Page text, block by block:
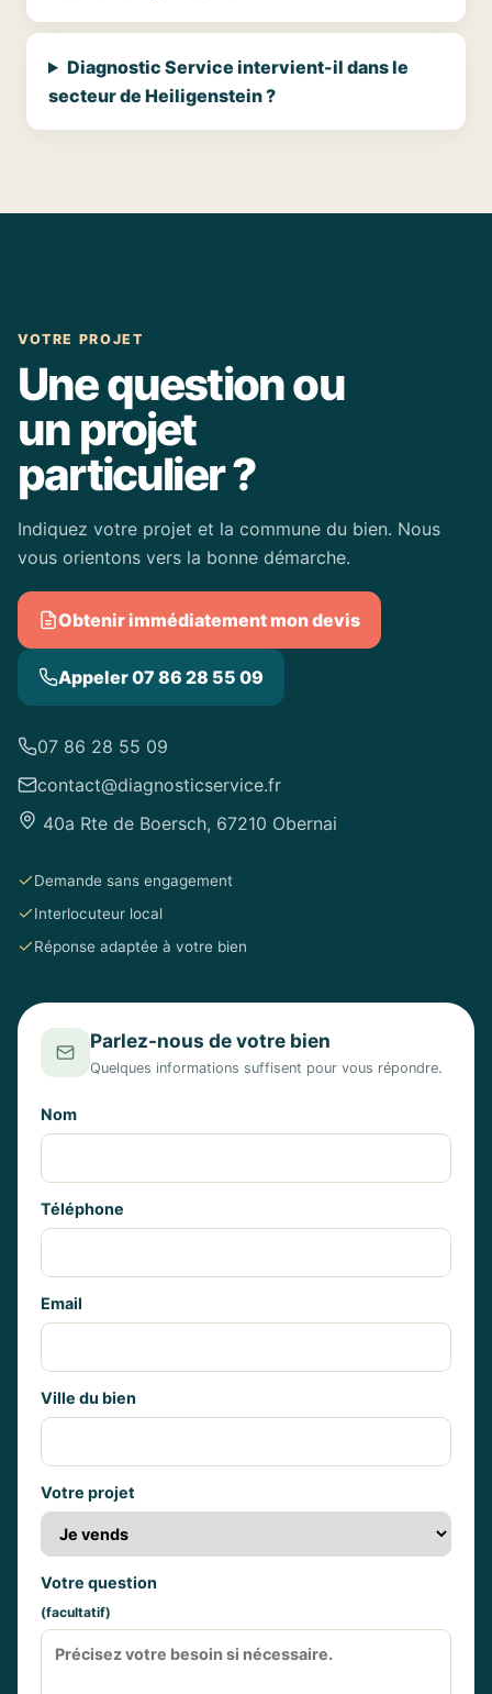
Diagnostic Service intervient-il dans le
secteur de Heiligenstein ?
VOTRE PROJET
Une question ou
un projet
particulier ?
Indiquez votre projet et la commune du bien. Nous
vous orientons vers la bonne démarche.
Obtenir immédiatement mon devis
Appeler 07 86 28 55 09
07 86 28 55 09
contact@diagnosticservice.fr
40a Rte de Boersch, 67210 Obernai
Demande sans engagement
Interlocuteur local
Réponse adaptée à votre bien
Parlez-nous de votre bien
Quelques informations suffisent pour vous répondre.
Nom
Téléphone
Email
Ville du bien
Votre projet
Votre question
(facultatif)